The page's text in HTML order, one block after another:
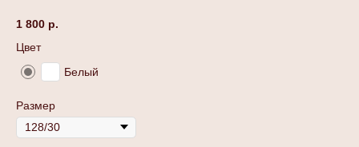
1 800 р.
Цвет
Белый
Размер